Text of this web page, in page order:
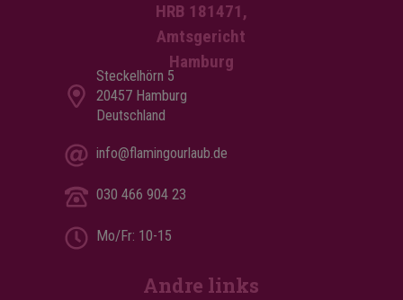
HRB 181471,
Amtsgericht
Hamburg
Steckelhörn 5
20457 Hamburg
Deutschland
info@flamingourlaub.de
030 466 904 23
Mo/Fr: 10-15
Andre links